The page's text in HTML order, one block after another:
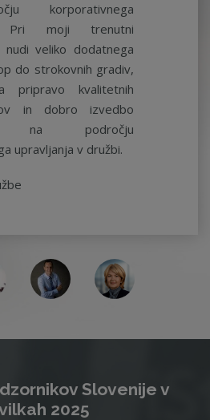
korporativnega
Pri moji trenutni
veliko dodatnega
do strokovnih gradiv,
pripravo kvalitetnih
in dobro izvedbo
na področju
upravljanja v družbi.
Slovenije v
2025